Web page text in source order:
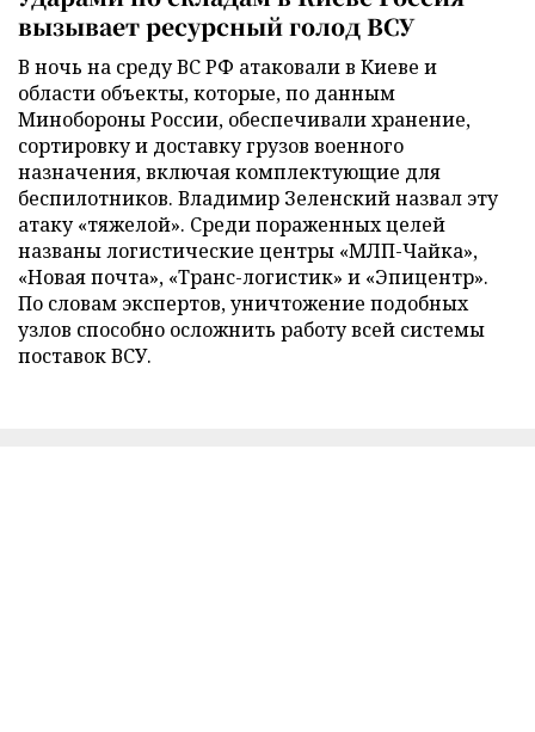
вызывает ресурсный голод ВСУ
В ночь на среду ВС РФ атаковали в Киеве и
области объекты, которые, по данным
Минобороны России, обеспечивали хранение,
сортировку и доставку грузов военного
назначения, включая комплектующие для
беспилотников. Владимир Зеленский назвал эту
атаку «тяжелой». Среди пораженных целей
названы логистические центры «МЛП-Чайка»,
«Новая почта», «Транс-логистик» и «Эпицентр».
По словам экспертов, уничтожение подобных
узлов способно осложнить работу всей системы
поставок ВСУ.